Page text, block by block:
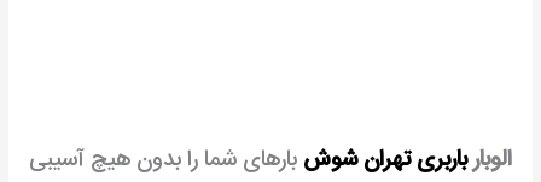
الوبارباربری تهران شوش بارهای شما را بدون هیچ آسیبی